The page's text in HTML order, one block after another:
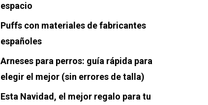
espacio
Puffs con materiales de fabricantes
españoles
Arneses para perros: guía rápida para
elegir el mejor (sin errores de talla)
Esta Navidad, el mejor regalo para tu